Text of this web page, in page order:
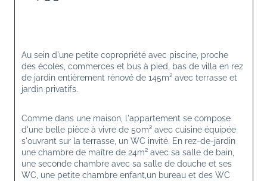
Au sein d'une petite copropriété avec piscine, proche
des écoles, commerces et bus à pied, bas de villa en rez
de jardin entièrement rénové de 145m² avec terrasse et
jardin privatifs.
Comme dans une maison, l'appartement se compose
d'une belle pièce à vivre de 50m² avec cuisine équipée
s'ouvrant sur la terrasse, un WC invité. En rez-de-jardin
une chambre de maître de 24m² avec sa salle de bain,
une seconde chambre avec sa salle de douche et ses
WC, une petite chambre enfant,un bureau et des WC